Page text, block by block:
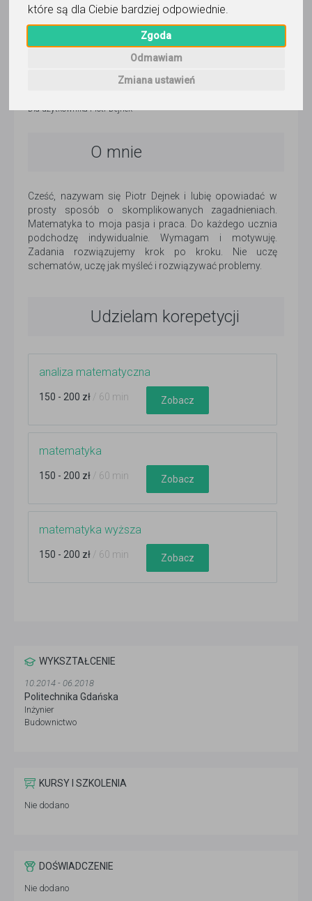
które są dla Ciebie bardziej odpowiednie.
Zgoda
Odmawiam
Zmiana ustawień
Wyślij wiadomość
Dla użytkownikaPiotr Dejnek
O mnie
Cześć, nazywam się Piotr Dejnek i lubię opowiadać w
prosty sposób o skomplikowanych zagadnieniach.
Matematyka to moja pasja i praca. Do każdego ucznia
podchodzę indywidualnie. Wymagam i motywuję.
Zadania rozwiązujemy krok po kroku. Nie uczę
schematów, uczę jak myśleć i rozwiązywać problemy.
Udzielam korepetycji
analiza matematyczna
150 - 200 zł / 60 min Zobacz
matematyka
150 - 200 zł / 60 min Zobacz
matematyka wyższa
150 - 200 zł / 60 min Zobacz
WYKSZTAŁCENIE
10.2014 - 06.2018
Politechnika Gdańska
Inżynier
Budownictwo
KURSY I SZKOLENIA
Nie dodano
DOŚWIADCZENIE
Nie dodano